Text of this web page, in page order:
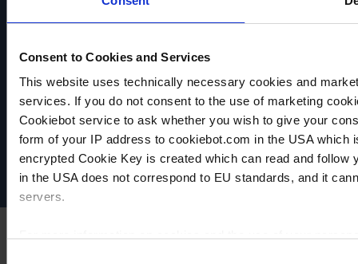
Consent to Cookies and Services
This website uses technically necessary cookies and
services. If you do not consent to the use of marketing
Cookiebot service to ask whether you wish to give your
form of your IP address to cookiebot.com in the USA
encrypted Cookie Key is created which can read and
in the USA does not correspond to EU standards, and it
servers.
COMPARER COMPARER
VACUUBRAND
Protection des données
Imprint
Disclaimer
Cookie settings